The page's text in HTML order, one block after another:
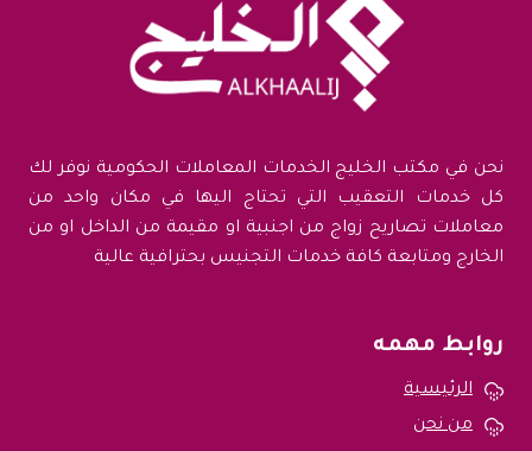
نحن في مكتب الخليج الخدمات المعاملات الحكومية نوفر لك
كل خدمات التعقيب التي تحتاج اليها في مكان واحد من
معاملات تصاريح زواج من اجنبية او مقيمة من الداخل او من
الخارج ومتابعة كافة خدمات التجنيس بحترافية عالية
روابط مهمه
الرئيسية
من نحن